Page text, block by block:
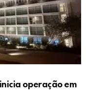
operação em